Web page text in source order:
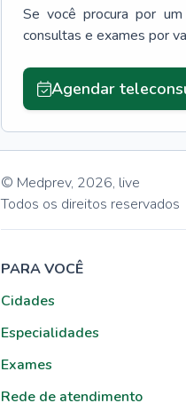
Se você procura por um
consultas e exames por
Agendar
© Medprev, 2026, live
Todos os direitos reservados
PARA VOCÊ
Cidades
Especialidades
Exames
Rede de atendimento